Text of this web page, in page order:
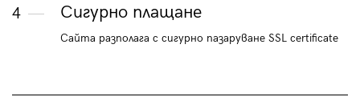
4 Сигурно плащане
Сайта разполага с сигурно пазаруване SSL certificate